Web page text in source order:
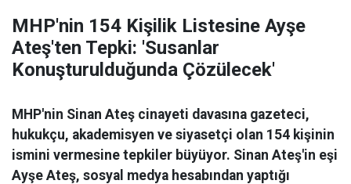
MHP'nin 154 Kişilik Listesine Ayşe
Ateş'ten Tepki: 'Susanlar
Konuşturulduğunda Çözülecek'
MHP'nin Sinan Ateş cinayeti davasına gazeteci,
hukukçu, akademisyen ve siyasetçi olan 154 kişinin
ismini vermesine tepkiler büyüyor. Sinan Ateş'in eşi
Ayşe Ateş, sosyal medya hesabından yaptığı